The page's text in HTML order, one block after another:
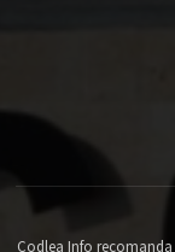
Codlea Info recomanda